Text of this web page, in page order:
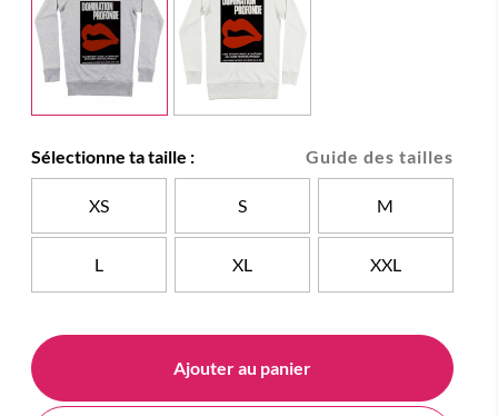
Guide des tailles
Sélectionne ta taille :
XS S M
L XL XXL
Ajouter au panier